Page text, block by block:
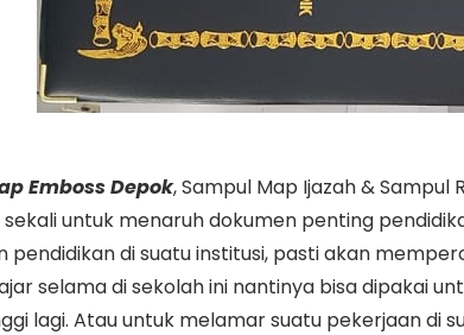
Emboss Depok, Sampul Map Ijazah &
untuk menaruh dokumen penting
pendidikan di suatu institusi, pasti akan
selama di sekolah ini nantinya bisa dipakai
lagi. Atau untuk melamar suatu pekerjaan di